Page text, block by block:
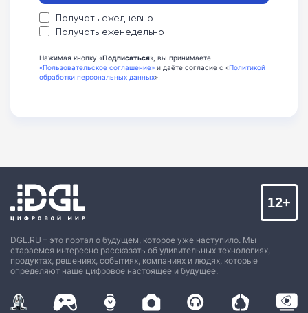
Получать ежедневно
Получать еженедельно
Нажимая кнопку «Подписаться», вы принимаете
«Пользовательское соглашение» и даёте согласие с «Политикой
обработки персональных данных»
DGL.RU – это портал о будущем, которое уже наступило. Мы
стараемся интересно рассказать об удивительных технологиях,
продуктах, решениях, событиях, компаниях и людях, которые
определяют наше цифровое настоящее и будущее.
12+